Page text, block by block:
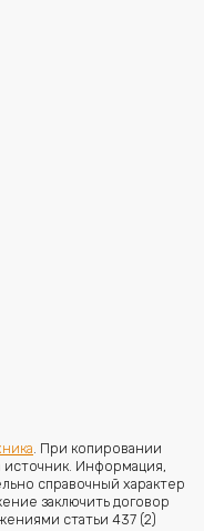
. При копировании
источник. Информация,
справочный характер
заключить договор
статьи 437 (2)